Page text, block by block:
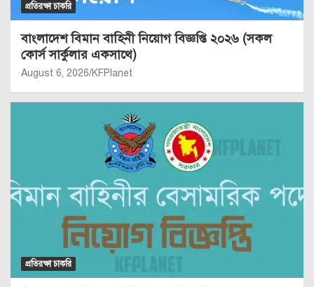
প্রতিরক্ষা চাকরি
বাংলাদেশ বিমান বাহিনী নিয়োগ বিজ্ঞপ্তি ২০২৬ (সকল
কোর্স সার্কুলার একসাথে)
August 6, 2026 KFPlanet
প্রতিরক্ষা চাকরি